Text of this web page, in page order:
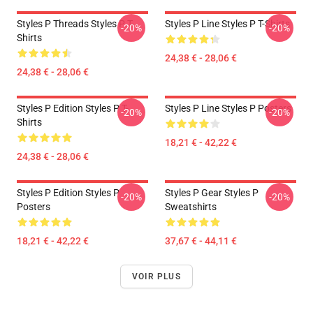
Styles P Threads Styles P T-
Shirts
24,38 € - 28,06 €
-20% Styles P Line Styles P T-Shirts
24,38 € - 28,06 €
-20%
Styles P Edition Styles P T-
Shirts
24,38 € - 28,06 €
-20% Styles P Line Styles P Posters
18,21 € - 42,22 €
-20%
Styles P Edition Styles P
Posters
18,21 € - 42,22 €
-20%
Styles P Gear Styles P
Sweatshirts
37,67 € - 44,11 €
-20%
VOIR PLUS